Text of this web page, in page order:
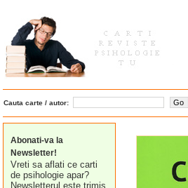
Cauta carte / autor:
Abonati-va la
Newsletter!
Vreti sa aflati ce carti
de psihologie apar?
Newsletterul este trimis